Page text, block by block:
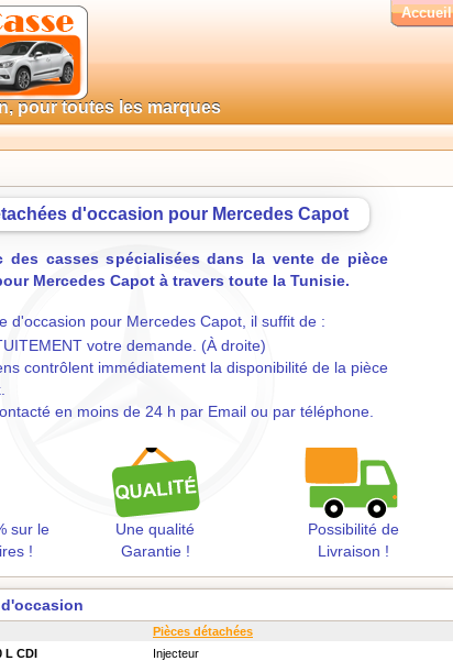
Accueil
pour toutes les marques
d'occasion pour Mercedes Capot
des casses spécialisées dans la vente de pièce
Mercedes Capot à travers toute la Tunisie.
d'occasion pour Mercedes Capot, il suffit de :
votre demande. (À droite)
contrôlent immédiatement la disponibilité de la pièce
en moins de 24 h par Email ou par téléphone.
sur le
!
Une qualité
Garantie !
Possibilité de
Livraison !
Pièces détachées
L CDI
Injecteur